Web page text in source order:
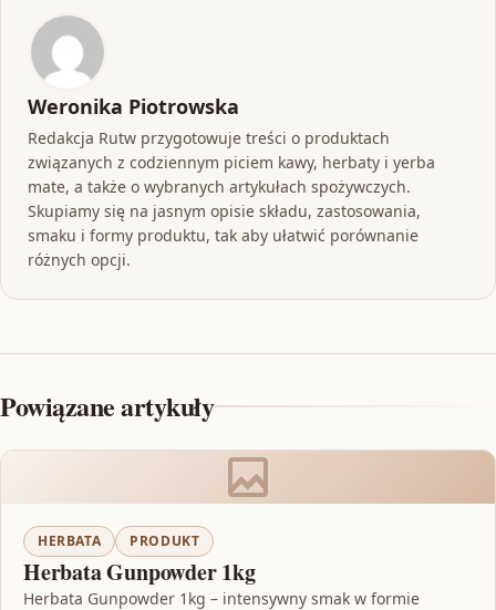
Weronika Piotrowska
Redakcja Rutw przygotowuje treści o produktach
związanych z codziennym piciem kawy, herbaty i yerba
mate, a także o wybranych artykułach spożywczych.
Skupiamy się na jasnym opisie składu, zastosowania,
smaku i formy produktu, tak aby ułatwić porównanie
różnych opcji.
Powiązane artykuły
HERBATA PRODUKT
Herbata Gunpowder 1kg
Herbata Gunpowder 1kg – intensywny smak w formie